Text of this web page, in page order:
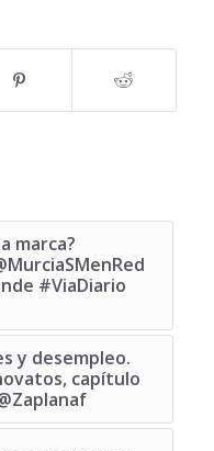
marca?
#ViaDiario
y desempleo.
capítulo